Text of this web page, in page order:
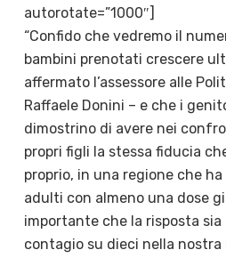
autorotate=”1000″]
“Confido che vedremo il
bambini prenotati crescere
affermato l’assessore alle
Raffaele Donini – e che i
dimostrino di avere nei
propri figli la stessa fiducia
proprio, in una regione che
adulti con almeno una dose
importante che la risposta
contagio su dieci nella